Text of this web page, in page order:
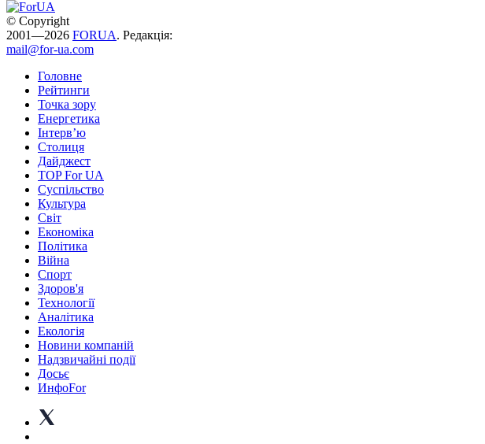
© Copyright
2001—2026 FORUA. Редакція:
mail@for-ua.com
Головне
Рейтинги
Точка зору
Енергетика
Інтерв’ю
Столиця
Дайджест
TOP For UA
Суспiльство
Культура
Світ
Економіка
Політика
Війна
Спорт
Здоров'я
Технології
Аналітика
Екологія
Новини компаній
Надзвичайні події
Досьє
ИнфоFor